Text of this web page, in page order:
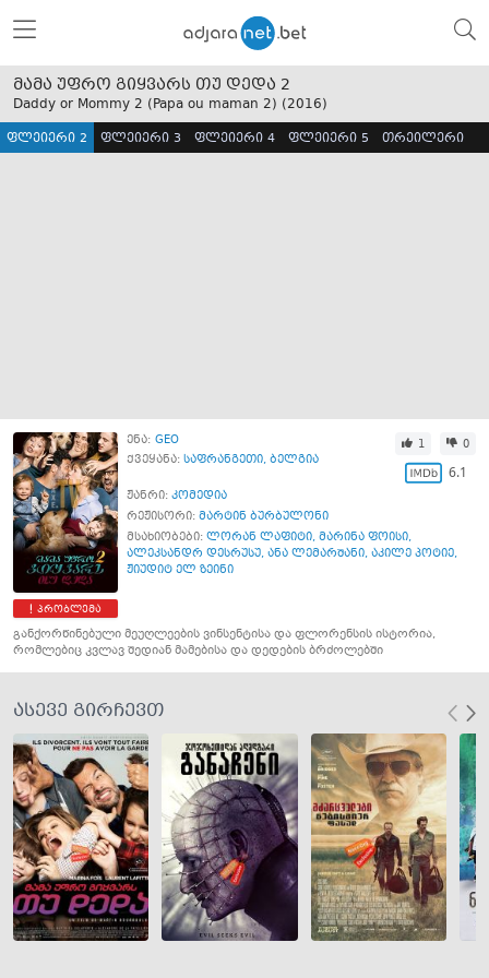
მამა უფრო გიყვარს თუ დედა 2
Daddy or Mommy 2 (Papa ou maman 2) (2016)
ფლეიერი 2 ფლეიერი 3 ფლეიერი 4 ფლეიერი 5 თრეილერი
პრობლემა
ენა: GEO
ქვეყანა: საფრანგეთი, ბელგია
1 0
6.1
ჟანრი: კომედია
რეჟისორი: მარტინ ბურბულონი
მსახიობები: ლორან ლაფიტი, მარინა ფოისი,
ალეკსანდრ დესრუსუ, ანა ლემარშანი, აკილე პოტიე,
ჟიუდიტ ელ ზეინი
განქორწინებული მეუღლეების ვინსენტისა და ფლორენსის ისტორია,
რომლებიც კვლავ შედიან მამებისა და დედების ბრძოლებში
ასევე გირჩევთ